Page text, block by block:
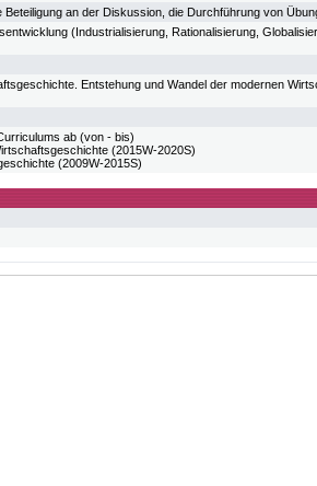
an der Diskussion, die Durchführung von
(Industrialisierung, Rationalisierung,
Entstehung und Wandel der modernen
ab (von - bis)
(2015W-2020S)
(2009W-2015S)